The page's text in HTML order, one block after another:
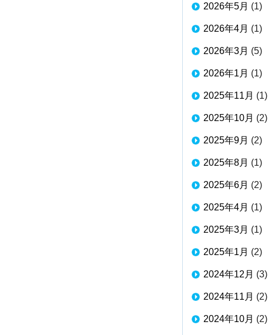
2026年5月 (1)
2026年4月 (1)
2026年3月 (5)
2026年1月 (1)
2025年11月 (1)
2025年10月 (2)
2025年9月 (2)
2025年8月 (1)
2025年6月 (2)
2025年4月 (1)
2025年3月 (1)
2025年1月 (2)
2024年12月 (3)
2024年11月 (2)
2024年10月 (2)